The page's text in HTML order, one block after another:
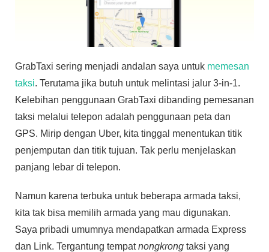
GrabTaxi sering menjadi andalan saya untuk memesan
taksi. Terutama jika butuh untuk melintasi jalur 3-in-1.
Kelebihan penggunaan GrabTaxi dibanding pemesanan
taksi melalui telepon adalah penggunaan peta dan
GPS. Mirip dengan Uber, kita tinggal menentukan titik
penjemputan dan titik tujuan. Tak perlu menjelaskan
panjang lebar di telepon.
Namun karena terbuka untuk beberapa armada taksi,
kita tak bisa memilih armada yang mau digunakan.
Saya pribadi umumnya mendapatkan armada Express
dan Link. Tergantung tempatnongkrong taksi yang